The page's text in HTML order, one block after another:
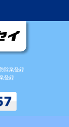
除業登録
登録